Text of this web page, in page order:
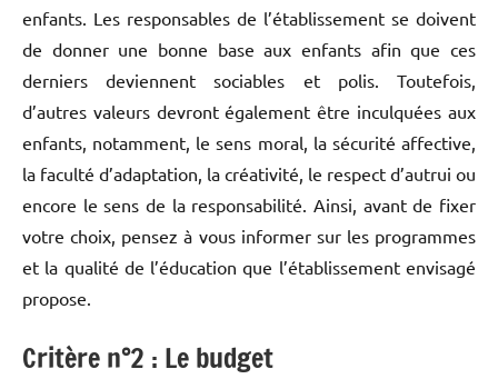
enfants. Les responsables de l’établissement se doivent
de donner une bonne base aux enfants afin que ces
derniers deviennent sociables et polis. Toutefois,
d’autres valeurs devront également être inculquées aux
enfants, notamment, le sens moral, la sécurité affective,
la faculté d’adaptation, la créativité, le respect d’autrui ou
encore le sens de la responsabilité. Ainsi, avant de fixer
votre choix, pensez à vous informer sur les programmes
et la qualité de l’éducation que l’établissement envisagé
propose.
Critère n°2 : Le budget